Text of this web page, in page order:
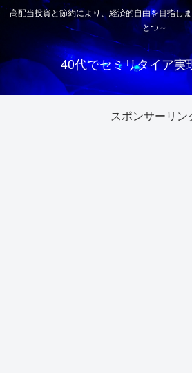
高配当投資と節約により、経済的自由を目指し
とつ～
40代でセミリタイア実
スポンサーリン